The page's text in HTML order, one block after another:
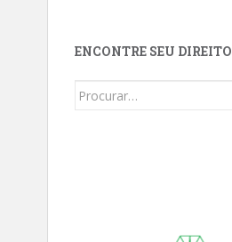
ENCONTRE SEU DIREITO
Buscar: